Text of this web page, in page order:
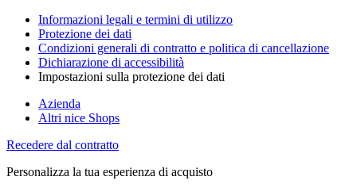
Informazioni legali e termini di utilizzo
Protezione dei dati
Condizioni generali di contratto e politica di cancellazione
Dichiarazione di accessibilità
Impostazioni sulla protezione dei dati
Azienda
Altri nice Shops
Recedere dal contratto
Personalizza la tua esperienza di acquisto